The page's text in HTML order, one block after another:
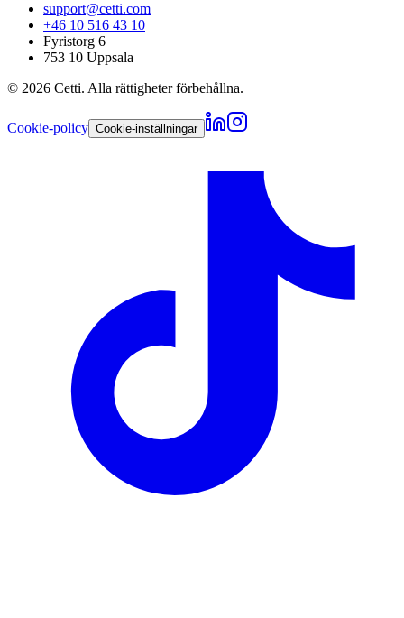
support@cetti.com
+46 10 516 43 10
Fyristorg 6
753 10 Uppsala
© 2026 Cetti. Alla rättigheter förbehållna.
Cookie-policy Cookie-inställningar